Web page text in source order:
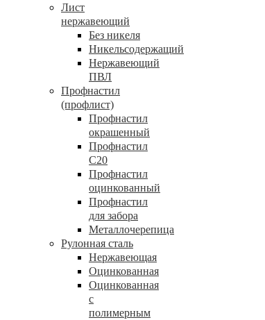
Лист
нержавеющий
Без никеля
Никельсодержащий
Нержавеющий
ПВЛ
Профнастил
(профлист)
Профнастил
окрашенный
Профнастил
С20
Профнастил
оцинкованный
Профнастил
для забора
Металлочерепица
Рулонная сталь
Нержавеющая
Оцинкованная
Оцинкованная
с
полимерным